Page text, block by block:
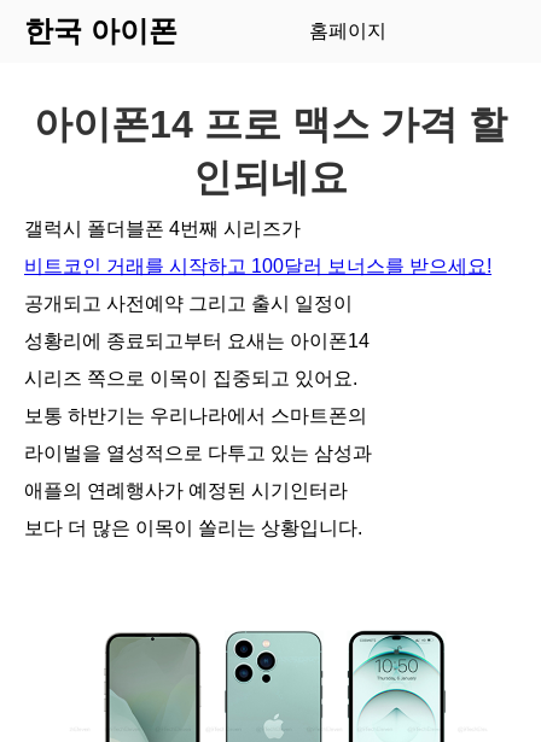
한국 아이폰 홈페이지
아이폰14 프로 맥스 가격 할
인되네요
갤럭시 폴더블폰 4번째 시리즈가
비트코인 거래를 시작하고 100달러 보너스를 받으세요!
공개되고 사전예약 그리고 출시 일정이
성황리에 종료되고부터 요새는 아이폰14
시리즈 쪽으로 이목이 집중되고 있어요.
보통 하반기는 우리나라에서 스마트폰의
라이벌을 열성적으로 다투고 있는 삼성과
애플의 연례행사가 예정된 시기인터라
보다 더 많은 이목이 쏠리는 상황입니다.